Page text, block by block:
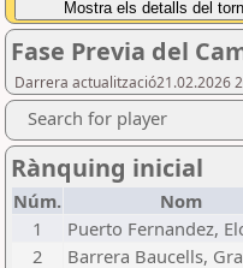
Fase Previa del
Darrera actualització21.02.2026
Search for player
Rànquing inicial
Núm. Nom
1
Puerto Fernandez,
2
Barrera Baucells,